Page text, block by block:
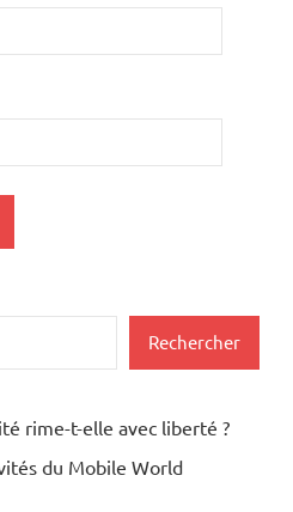
Rechercher
rime-t-elle avec liberté ?
du Mobile World